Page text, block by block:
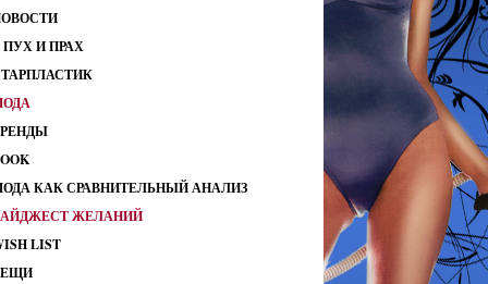
ПУХ И ПРАХ
КАК СРАВНИТЕЛЬНЫЙ АНАЛИЗ
ЖЕЛАНИЙ
LIST